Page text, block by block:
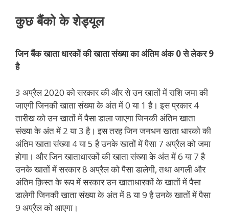
कुछ बैंको के शेड्यूल
जिन बैंक खाता धारकों की खाता संख्या का अंतिम अंक 0 से लेकर 9
है
3 अप्रैल 2020 को सरकार की और से उन खातों में राशि जमा की
जाएगी जिनकी खाता संख्या के अंत में 0 या 1 है। इस प्रकार 4
तारीख को उन खातों में पैसा डाला जाएगा जिनकी अंतिम खाता
संख्या के अंत में 2 या 3 है। इस तरह जिन जनधन खाता धारको की
अंतिम खाता संख्या 4 या 5 है उनके खातों में पैसा 7 अप्रैल को जमा
होगा। और जिन खाताधारकों की खाता संख्या के अंत में 6 या 7 है
उनके खातों में सरकार 8 अप्रैल को पैसा डालेगी, तथा अगली और
अंतिम क़िस्त के रूप में सरकार उन खाताधारकों के खातों में पैसा
डालेगी जिनकी खाता संख्या के अंत में 8 या 9 है उनके खातों में पैसा
9 अप्रैल को आएगा।